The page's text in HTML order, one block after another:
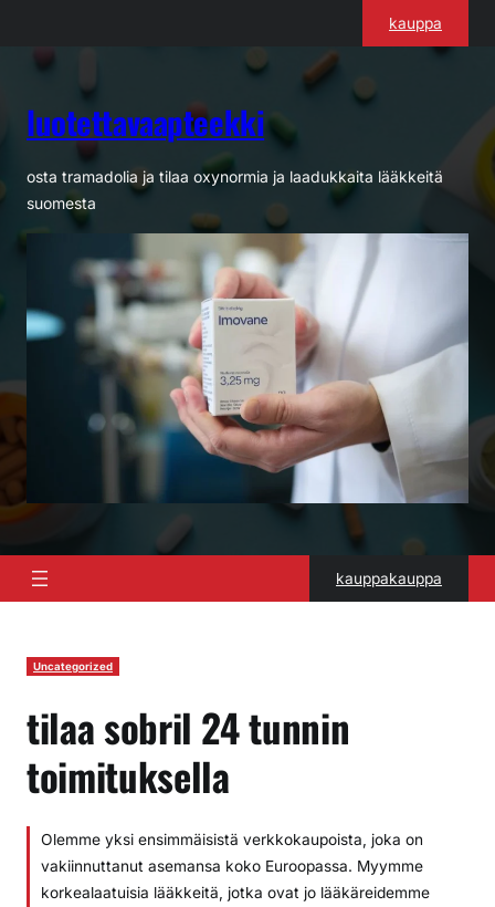
kauppa
luotettavaapteekki
osta tramadolia ja tilaa oxynormia ja laadukkaita lääkkeitä
suomesta
kauppakauppa
Uncategorized
tilaa sobril 24 tunnin
toimituksella
Olemme yksi ensimmäisistä verkkokaupoista, joka on
vakiinnuttanut asemansa koko Euroopassa. Myymme
korkealaatuisia lääkkeitä, jotka ovat jo lääkäreidemme